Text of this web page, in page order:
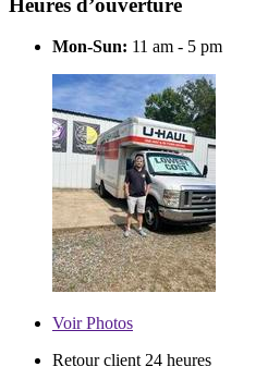
Heures d’ouverture
Mon-Sun: 11 am - 5 pm
VoirPhotos
Retour client 24 heures